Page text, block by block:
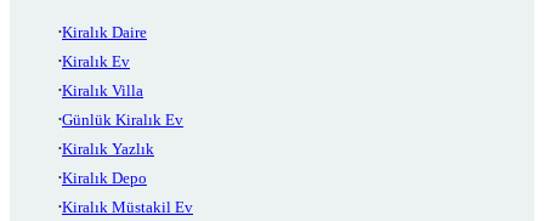
Kiralık Daire
Kiralık Ev
Kiralık Villa
Günlük Kiralık Ev
Kiralık Yazlık
Kiralık Depo
Kiralık Müstakil Ev